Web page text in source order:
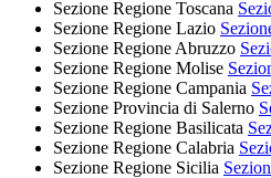
Sezione Regione Toscana
Sezione Regione Lazio
Sezione Regione Abruzzo
Sezione Regione Molise
Sezione Regione Campania
Sezione Provincia di Salerno
Sezione Regione Basilicata
Sezione Regione Calabria
Sezione Regione Sicilia